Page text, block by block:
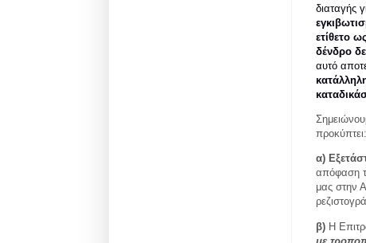
διαταγής
ετίθετο ως
δένδρο
αυτό
προκύπτει:
α)
απόφαση
μας στην
β) Η